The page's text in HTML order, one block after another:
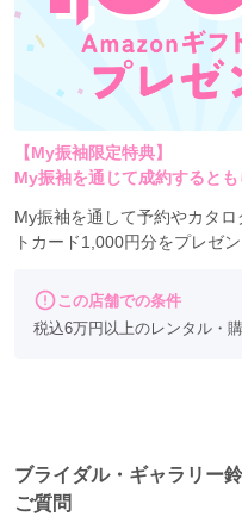
【My振袖限定特典】
My振袖を通じて成約するとも
My振袖を通して予約やカタ
トカード1,000円分をプレゼン
この店舗での条件
税込6万円以上のレンタル・
ブライダル・ギャラリー
ご質問